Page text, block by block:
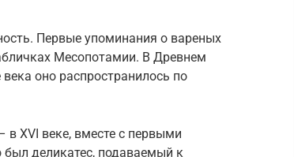
Первые упоминания о вареных
Месопотамии. В Древнем
оно распространилось по
в XVI веке, вместе с первыми
деликатес, подаваемый к